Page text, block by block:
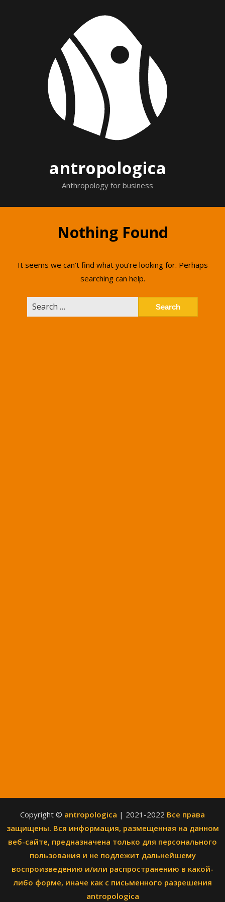
antropologica
Anthropology for business
Nothing Found
It seems we can’t find what you’re looking for. Perhaps
searching can help.
for:
Copyright © antropologica | 2021-2022 Все права
защищены. Вся информация, размещенная на данном
веб-сайте, предназначена только для персонального
пользования и не подлежит дальнейшему
воспроизведению и/или распространению в какой-
либо форме, иначе как с письменного разрешения
antropologica